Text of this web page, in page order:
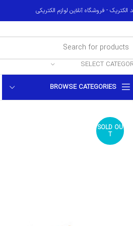
الکتریک - فروشگاه آنلاین لوازم الکتریکی
SELECT
BROWSE CATEGORIES
SOLD OU
T